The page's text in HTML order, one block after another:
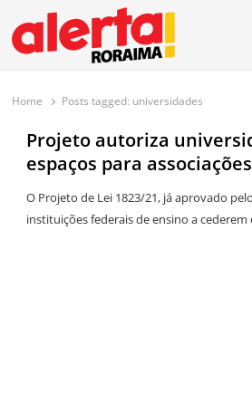
conteúdo
O maior portal de notícias
O Alerta Roraima é seu portal de notícias
e todo o estado de Roraima. Fique sempre
Home Posts tagged: universidades
Projeto autoriza
espaços para associações
O Projeto de Lei 1823/21, já aprovado
instituições federais de ensino a